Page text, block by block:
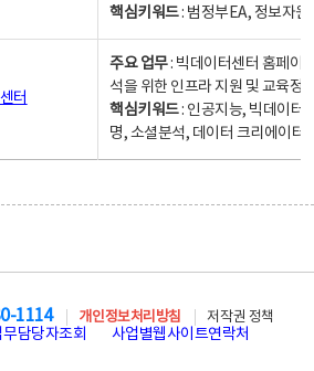
핵심키워드: 범정부EA, 정보자
터
주요 업무: 빅데이터센터 홈페이
석을 위한 인프라 지원 및 교육정
핵심키워드: 인공지능, 빅데이터,
명, 소셜분석, 데이터 크리에이터
1114 개인정보처리방침
저작권 정책
무담당자조회 사업별웹사이트연락처